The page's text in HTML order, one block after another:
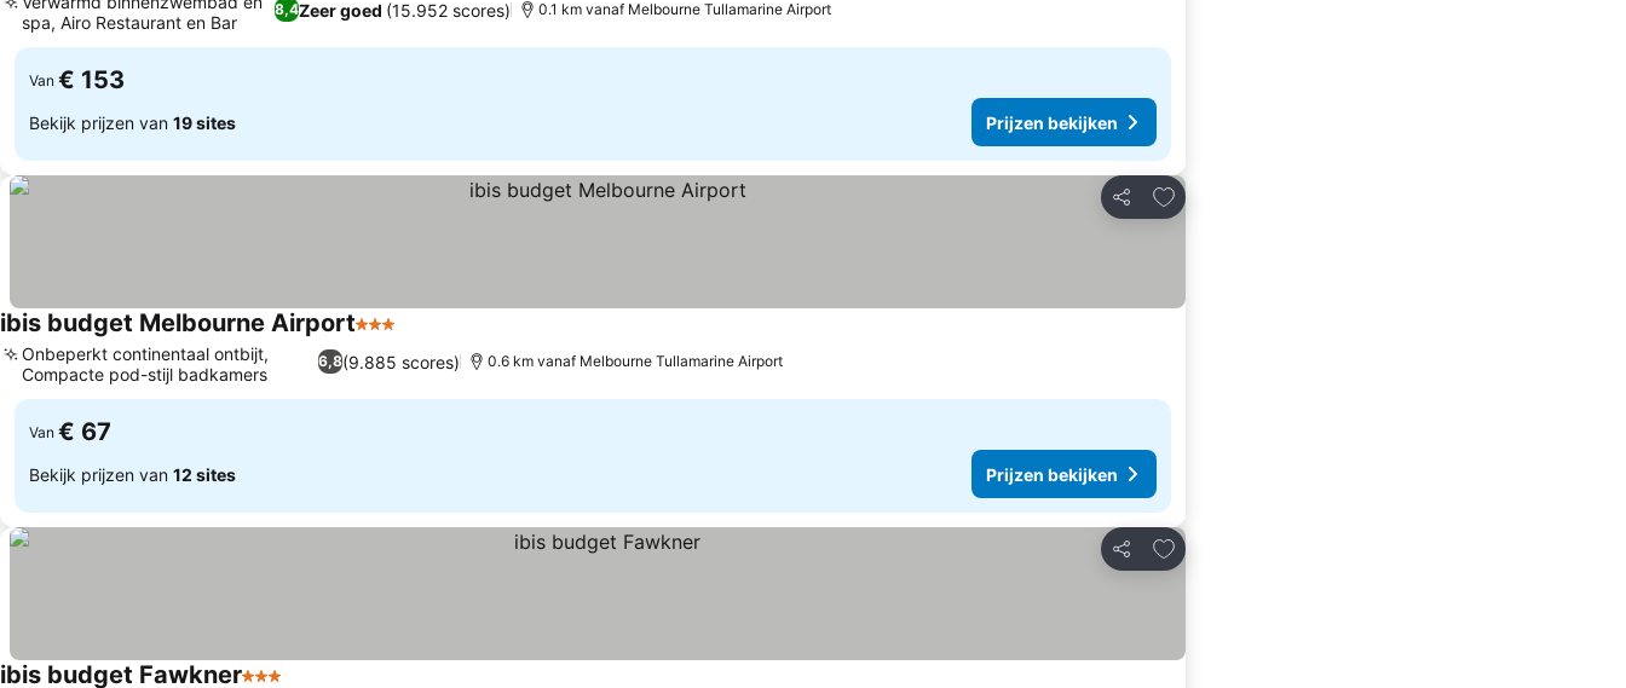
8,4Zeer goed (15.952 scores)
spa, Airo Restaurant en Bar
0.1 km vanaf Melbourne Tullamarine Airport
Van € 153
Bekijk prijzen van 19 sites Prijzen bekijken
Delen
Toevoegen aan favorieten
ibis budget Melbourne Airport3 Sterren
6,8(9.885 scores)
Onbeperkt continentaal ontbijt,
Compacte pod-stijl badkamers
0.6 km vanaf Melbourne Tullamarine Airport
Van € 67
Bekijk prijzen van 12 sites Prijzen bekijken
Delen
Toevoegen aan favorieten
ibis budget Fawkner